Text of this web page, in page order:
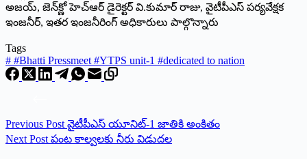
అజయ్‌, జెన్‌క్ణో హెచ్‌ఆర్‌ డైరెక్టర్‌ వి.కుమార్‌ రాజు, వైటీపీఎస్‌ పర్యవేక్షక
ఇంజనీర్‌, ఇతర ఇంజనీరింగ్‌ అధికారులు పాల్గొన్నారు
Tags
# #Bhatti Pressmeet #YTPS unit-1 #dedicated to nation
Previous Post వైటీపీఎస్‌ యూనిట్‌-1 జాతికి అంకితం
Next Post పంట కాల్వలకు నీరు విడుదల